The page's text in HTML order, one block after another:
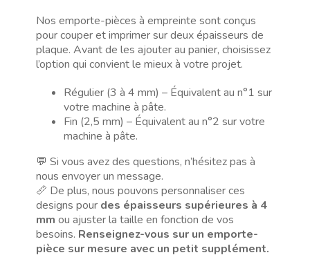
Nos emporte-pièces à empreinte sont conçus
pour couper et imprimer sur deux épaisseurs de
plaque. Avant de les ajouter au panier, choisissez
l’option qui convient le mieux à votre projet.
Régulier (3 à 4 mm) – Équivalent au n°1 sur
votre machine à pâte.
Fin (2,5 mm) – Équivalent au n°2 sur votre
machine à pâte.
💬 Si vous avez des questions, n’hésitez pas à
nous envoyer un message.
📏 De plus, nous pouvons personnaliser ces
designs pour des épaisseurs supérieures à 4
mm ou ajuster la taille en fonction de vos
besoins. Renseignez-vous sur un emporte-
pièce sur mesure avec un petit supplément.